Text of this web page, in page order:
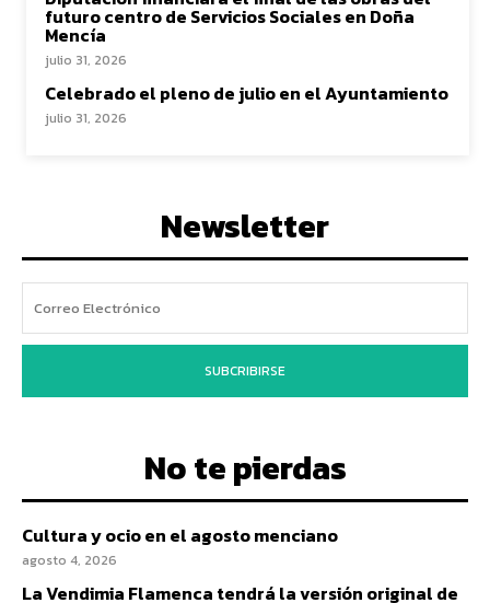
futuro centro de Servicios Sociales en Doña
Mencía
julio 31, 2026
Celebrado el pleno de julio en el Ayuntamiento
julio 31, 2026
Newsletter
SUBCRIBIRSE
No te pierdas
Cultura y ocio en el agosto menciano
agosto 4, 2026
La Vendimia Flamenca tendrá la versión original de